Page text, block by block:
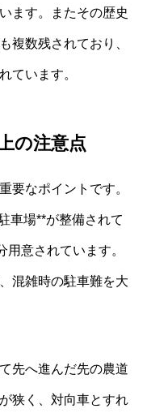
ます。またその歴史
複数残されており、
ています。
の注意点
要なポイントです。
車場**が整備されて
意されています。
混雑時の駐車難を大
先へ進んだ先の農道
狭く、対向車とすれ